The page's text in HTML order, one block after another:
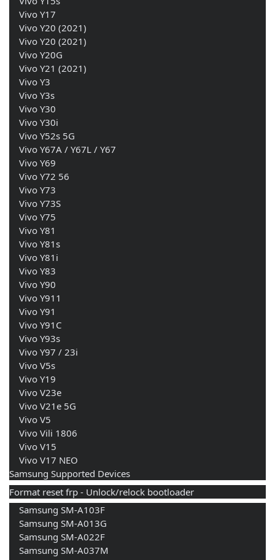
    Vivo Y17
    Vivo Y20 (2021)
    Vivo Y20 (2021)
    Vivo Y20G
    Vivo Y21 (2021)
    Vivo Y3
    Vivo Y3s
    Vivo Y30
    Vivo Y30i
    Vivo Y52s 5G
    Vivo Y67A / Y67L / Y67
    Vivo Y69
    Vivo Y72 56
    Vivo Y73
    Vivo Y73S
    Vivo Y75
    Vivo Y81
    Vivo Y81s
    Vivo Y81i
    Vivo Y83
    Vivo Y90
    Vivo Y911
    Vivo Y91
    Vivo Y91C
    Vivo Y93s
    Vivo Y97 / 23i
    Vivo V5s
    Vivo Y19
    Vivo V23e
    Vivo V21e 5G
    Vivo V5
    Vivo Vili 1806
    Vivo V15
    Vivo V17 NEO
Samsung Supported Devices
Format reset frp - Unlock/relock bootloader
    Samsung SM-A103F
    Samsung SM-A013G
    Samsung SM-A022F
    Samsung SM-A037M